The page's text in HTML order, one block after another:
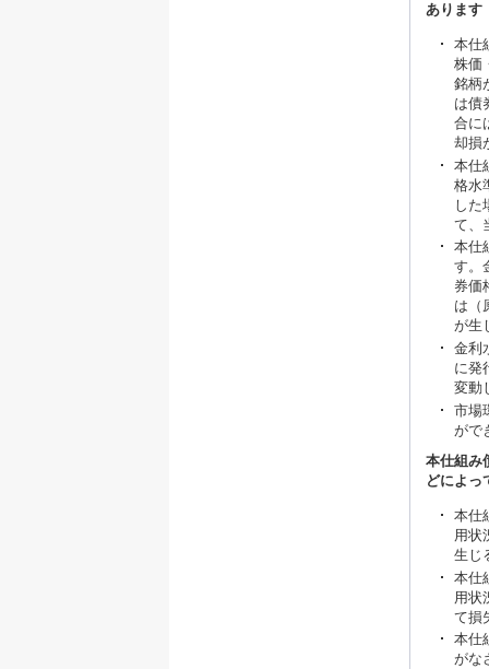
あります
本仕
株価
銘柄
は債
合に
却損
本仕
格水
した
て、
本仕
す。
券価
は（
が生
金利
に発
変動
市場
がで
本仕組み
どによっ
本仕
用状
生じ
本仕
用状
て損
本仕
がな